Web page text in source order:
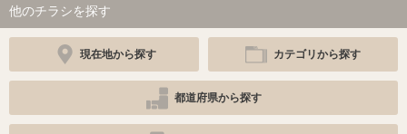
他のチラシを探す
現在地から探す カテゴリから探す
都道府県から探す